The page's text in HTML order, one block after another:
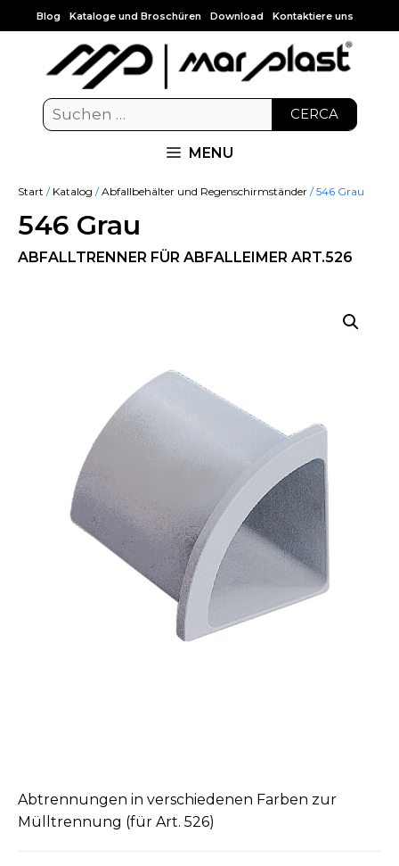
Blog Kataloge und Broschüren Download Kontaktiere uns
CERCA
MENU
Start / Katalog /Abfallbehälter und Regenschirmständer / 546 Grau
546 Grau
ABFALLTRENNER FÜR ABFALLEIMER ART.526
Abtrennungen in verschiedenen Farben zur
Mülltrennung (für Art. 526)